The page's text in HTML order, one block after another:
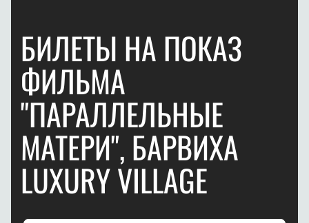
БИЛЕТЫ НА ПОКАЗ
ФИЛЬМА
"ПАРАЛЛЕЛЬНЫЕ
МАТЕРИ", БАРВИХА
LUXURY VILLAGE